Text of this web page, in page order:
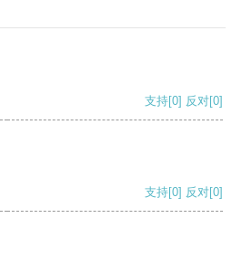
支持[0] 反对[0]
支持[0] 反对[0]